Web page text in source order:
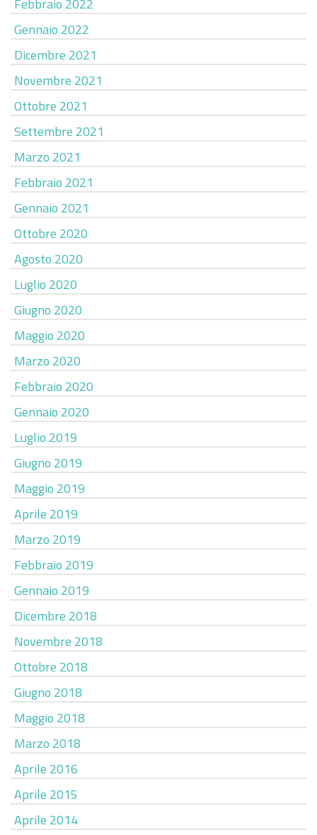
Febbraio 2022
Gennaio 2022
Dicembre 2021
Novembre 2021
Ottobre 2021
Settembre 2021
Marzo 2021
Febbraio 2021
Gennaio 2021
Ottobre 2020
Agosto 2020
Luglio 2020
Giugno 2020
Maggio 2020
Marzo 2020
Febbraio 2020
Gennaio 2020
Luglio 2019
Giugno 2019
Maggio 2019
Aprile 2019
Marzo 2019
Febbraio 2019
Gennaio 2019
Dicembre 2018
Novembre 2018
Ottobre 2018
Giugno 2018
Maggio 2018
Marzo 2018
Aprile 2016
Aprile 2015
Aprile 2014